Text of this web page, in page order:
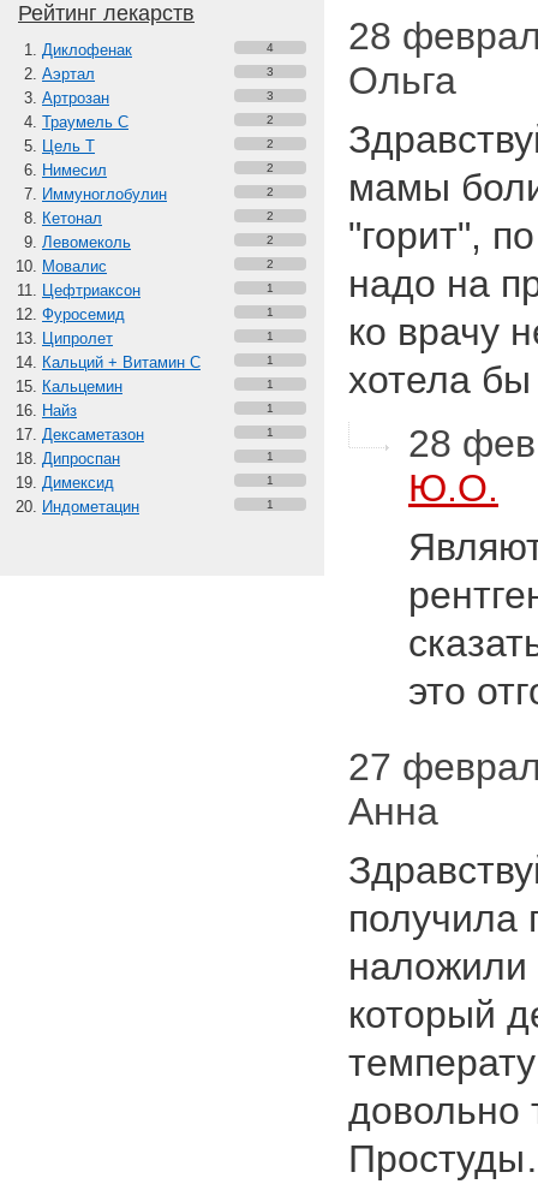
Рейтинг лекарств
Диклофенак 4
Аэртал 3
Артрозан 3
Траумель С 2
Цель Т 2
Нимесил 2
Иммуноглобулин 2
Кетонал 2
Левомеколь 2
Мовалис 2
Цефтриаксон 1
Фуросемид 1
Ципролет 1
Кальций + Витамин C 1
Кальцемин 1
Найз 1
Дексаметазон 1
Дипроспан 1
Димексид 1
Индометацин 1
28
Ольга
мамы
"горит",
надо на
ко врачу
хотела
28
Ю.О.
это
27
Анна
получила
наложили
который
довольно